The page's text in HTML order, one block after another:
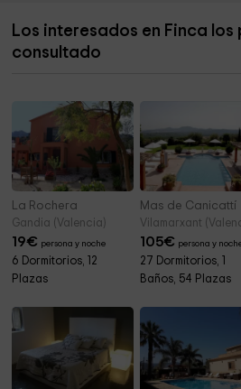
Finestra de la Safor
Los interesados en Finca los
consultado
La Rochera
Gandia (Valencia)
19€ persona y noche
6 Dormitorios, 12
Plazas
Mas de Canicattí
Vilamarxant
105€ persona y
27 Dormitorios, 1
Baños, 54 Plazas